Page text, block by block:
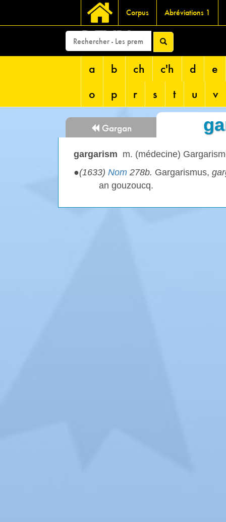
Corpus Abréviations 1
DEVRI
a b ch c'h d
e
o
p r s t u v
Gargan
gargarism m. (médecine)
●(1633) Nom 278b. Gargarismus,
an gouzoucq.